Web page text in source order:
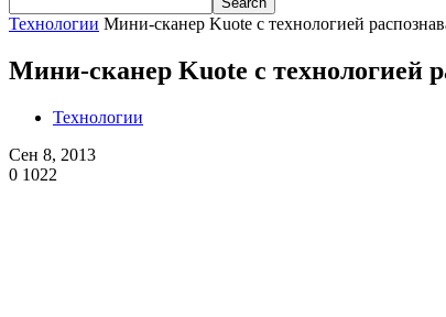
Технологии Мини-сканер Kuote с технологией
Мини-сканер Kuote с технологией
Технологии
Сен 8, 2013
0 1022